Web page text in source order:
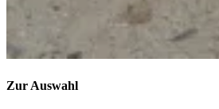
Zur Auswahl